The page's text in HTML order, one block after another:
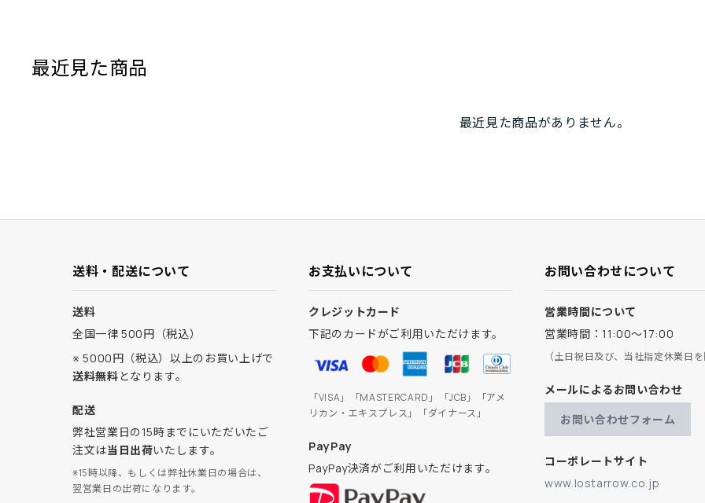
最近見た商品
最近見た商品がありません。
送料・配送について
送料
全国一律 500円（税込）
※ 5000円（税込）以上のお買い上げで
送料無料となります。
配送
弊社営業日の15時までにいただいたご
注文は当日出荷いたします。
※15時以降、もしくは弊社休業日の場合は、
翌営業日の出荷になります。
お支払いについて
クレジットカード
下記のカードがご利用いただけます。
「VISA」「MASTERCARD」「JCB」「アメ
リカン・エキスプレス」「ダイナース」
PayPay
PayPay決済がご利用いただけます。
お問い合わせについて
営業時間について
営業時間：11:00～17:00
（土日祝日及び、当社指定休業日
メールによるお問い合わせ
お問い合わせフォーム
コーポレートサイト
www.lostarrow.co.jp